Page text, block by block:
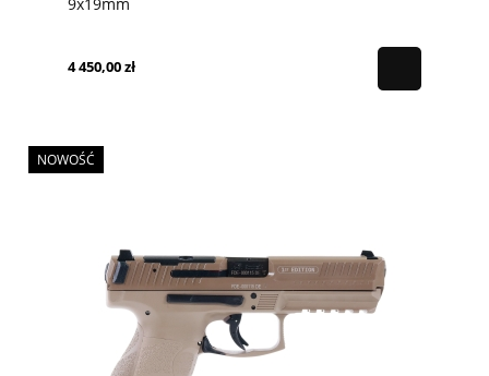
9x19mm
4 450,00 zł
NOWOŚĆ